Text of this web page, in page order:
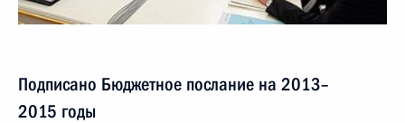
Подписано Бюджетное послание на 2013–
2015 годы